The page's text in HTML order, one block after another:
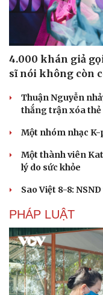
Du lịch
Tư vấn
Săn Tour
check-in
4.000 khán giả
sĩ nói không còn
Thuận Nguyễn
thắng trận xóa thẻ
Một nhóm nhạc
Một thành viên
lý do sức khỏe
Sao Việt 8-8:
PHÁP LUẬT